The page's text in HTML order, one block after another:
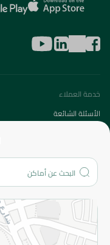
خدمة العملاء
الأسئلة الشائعة
من نحن؟
المزيد
الاسترجاع
سياسة الخصوصية